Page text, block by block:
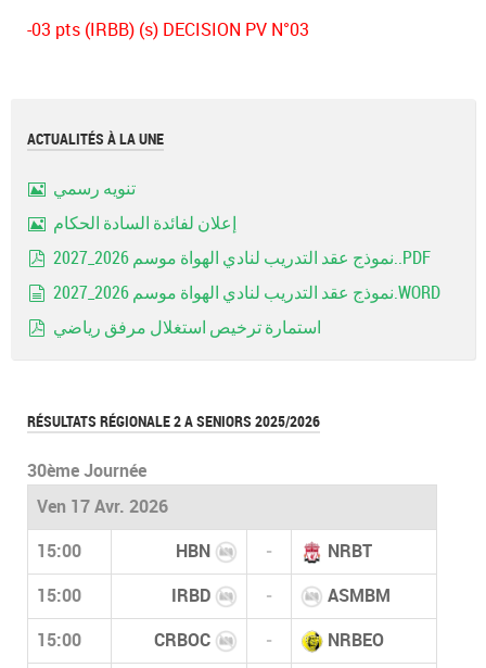
-03 pts (IRBB) (s) DECISION PV N°03
ACTUALITÉS À LA UNE
تنويه رسمي
إعلان لفائدة السادة الحكام
نموذج عقد التدريب لنادي الهواة موسم 2026_2027..PDF
نموذج عقد التدريب لنادي الهواة موسم 2026_2027.WORD
استمارة ترخيص استغلال مرفق رياضي
RÉSULTATS RÉGIONALE 2 A SENIORS 2025/2026
30ème Journée
Ven 17 Avr. 2026
15:00 HBN - NRBT
15:00 IRBD - ASMBM
15:00 CRBOC - NRBEO